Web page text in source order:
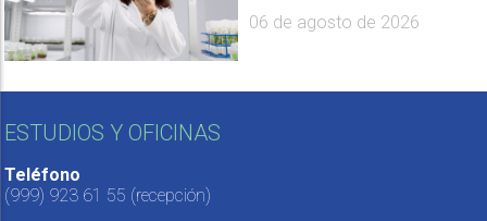
06 de agosto de 2026
ESTUDIOS Y OFICINAS
Teléfono
(999) 923 61 55 (recepción)